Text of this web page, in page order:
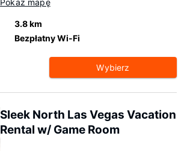
Pokaż mapę
3.8 km
Bezpłatny Wi-Fi
Wybierz
Sleek North Las Vegas Vacation
Rental w/ Game Room